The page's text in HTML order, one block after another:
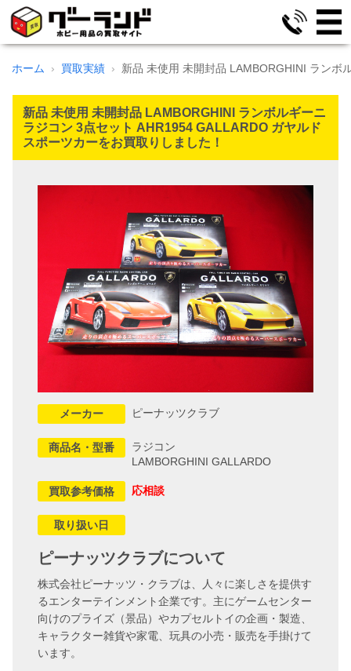
ホーム 買取実績 新品 未使用 未開封品 LAMBORGHINI ランボ
新品 未使用 未開封品 LAMBORGHINI ランボルギーニ
ラジコン 3点セット AHR1954 GALLARDO ガヤルド
スポーツカーをお買取りしました！
メーカー ピーナッツクラブ
商品名・型番
ラジコン
LAMBORGHINI GALLARDO
買取参考価格 応相談
取り扱い日
ピーナッツクラブについて
株式会社ピーナッツ・クラブは、人々に楽しさを提供す
るエンターテインメント企業です。主にゲームセンター
向けのプライズ（景品）やカプセルトイの企画・製造、
キャラクター雑貨や家電、玩具の小売・販売を手掛けて
います。